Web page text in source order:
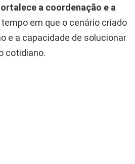
a coordenação e a
em que o cenário criado
e a capacidade de solucionar
cotidiano.